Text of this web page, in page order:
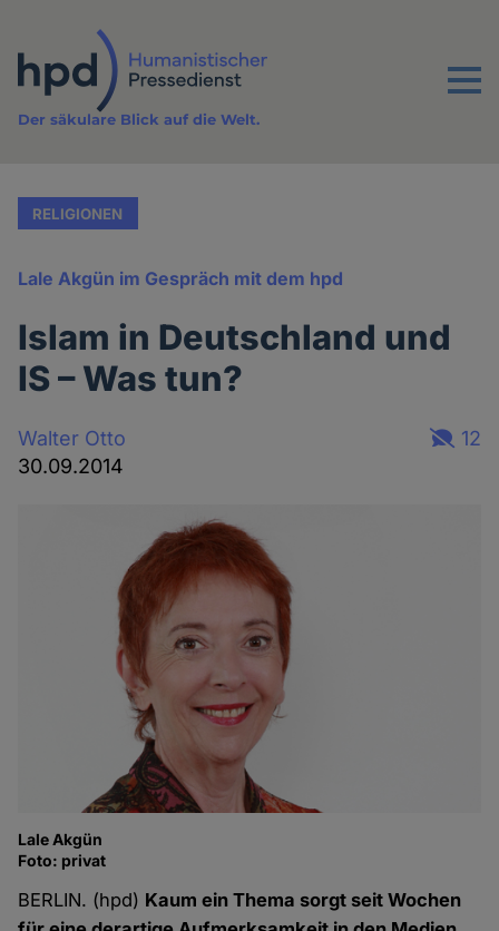
Inhalt
Menu
Der säkulare Blick auf die Welt.
RELIGIONEN
Lale Akgün im Gespräch mit dem hpd
Islam in Deutschland und
IS – Was tun?
Walter Otto
30.09.2014
12
Lale Akgün
Foto: privat
BERLIN. (hpd) Kaum ein Thema sorgt seit Wochen